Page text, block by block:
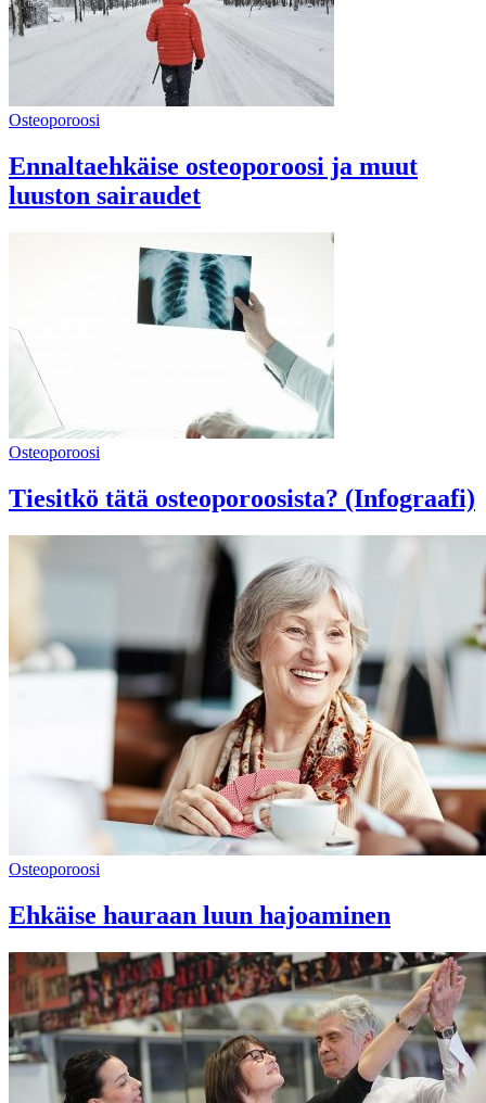
Osteoporoosi
Ennaltaehkäise osteoporoosi ja muut
luuston sairaudet
Osteoporoosi
Tiesitkö tätä osteoporoosista? (Infograafi)
Osteoporoosi
Ehkäise hauraan luun hajoaminen